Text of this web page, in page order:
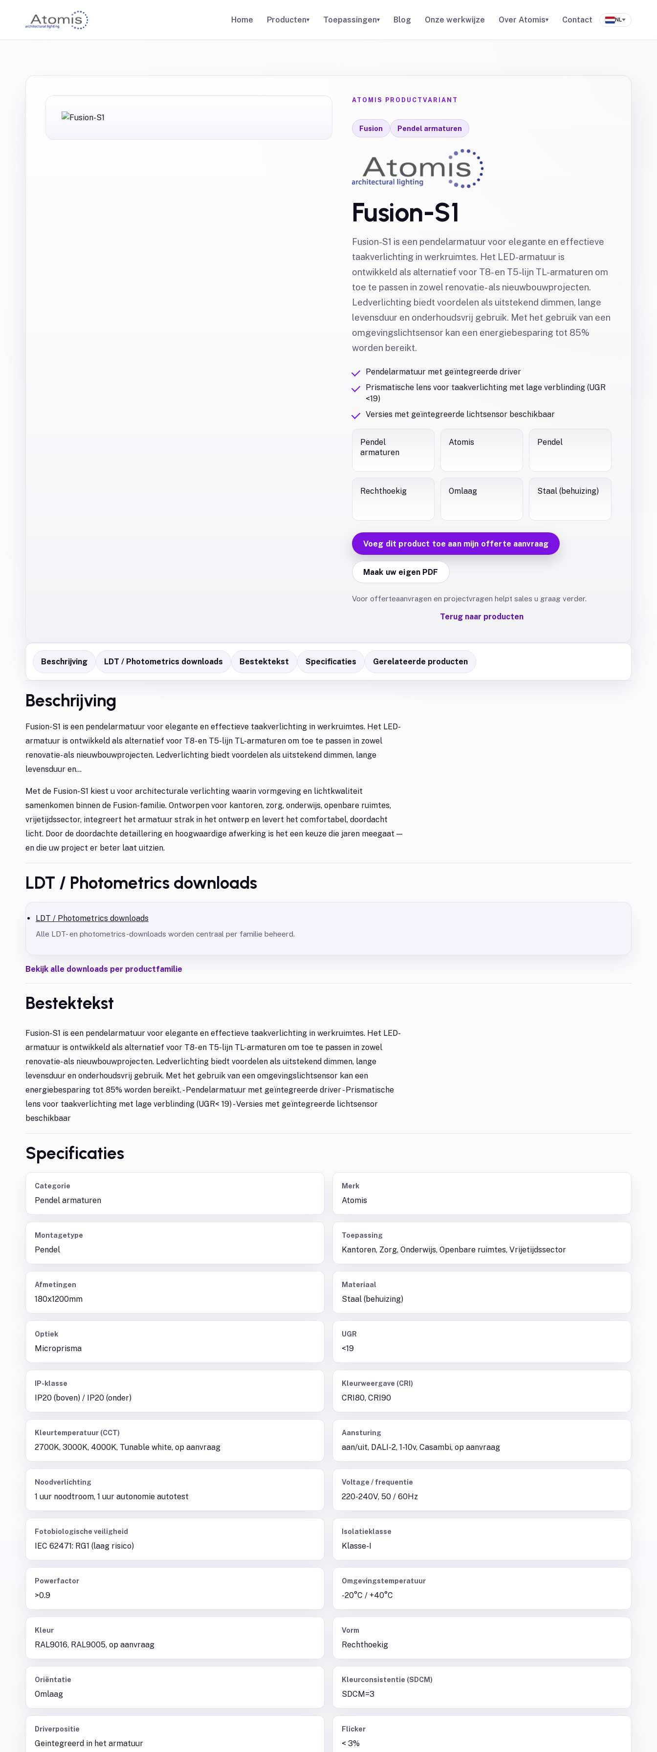
Home Producten▾ Toepassingen▾ Blog Onze werkwijze Over Atomis▾ Contact NL
ATOMIS PRODUCTVARIANT
Fusion Pendel armaturen
Fusion-S1
Fusion-S1 is een pendelarmatuur voor elegante en effectieve
taakverlichting in werkruimtes. Het LED-armatuur is
ontwikkeld als alternatief voor T8- en T5-lijn TL-armaturen om
toe te passen in zowel renovatie- als nieuwbouwprojecten.
Ledverlichting biedt voordelen als uitstekend dimmen, lange
levensduur en onderhoudsvrij gebruik. Met het gebruik van een
omgevingslichtsensor kan een energiebesparing tot 85%
worden bereikt.
Pendelarmatuur met geïntegreerde driver
Prismatische lens voor taakverlichting met lage verblinding (UGR
<19)
Versies met geïntegreerde lichtsensor beschikbaar
Pendel
armaturen
Atomis Pendel
Rechthoekig Omlaag Staal (behuizing)
Voeg dit product toe aan mijn offerte aanvraag
Maak uw eigen PDF
Voor offerteaanvragen en projectvragen helpt sales u graag verder.
Terug naar producten
Beschrijving LDT / Photometrics downloads Bestektekst Specificaties Gerelateerde producten
Beschrijving
Fusion-S1 is een pendelarmatuur voor elegante en effectieve taakverlichting in werkruimtes. Het LED-
armatuur is ontwikkeld als alternatief voor T8- en T5-lijn TL-armaturen om toe te passen in zowel
renovatie- als nieuwbouwprojecten. Ledverlichting biedt voordelen als uitstekend dimmen, lange
levensduur en...
Met de Fusion-S1 kiest u voor architecturale verlichting waarin vormgeving en lichtkwaliteit
samenkomen binnen de Fusion-familie. Ontworpen voor kantoren, zorg, onderwijs, openbare ruimtes,
vrijetijdssector, integreert het armatuur strak in het ontwerp en levert het comfortabel, doordacht
licht. Door de doordachte detaillering en hoogwaardige afwerking is het een keuze die jaren meegaat —
en die uw project er beter laat uitzien.
LDT / Photometrics downloads
LDT / Photometrics downloads
Alle LDT- en photometrics-downloads worden centraal per familie beheerd.
Bekijk alle downloads per productfamilie
Bestektekst
Fusion-S1 is een pendelarmatuur voor elegante en effectieve taakverlichting in werkruimtes. Het LED-
armatuur is ontwikkeld als alternatief voor T8- en T5-lijn TL-armaturen om toe te passen in zowel
renovatie- als nieuwbouwprojecten. Ledverlichting biedt voordelen als uitstekend dimmen, lange
levensduur en onderhoudsvrij gebruik. Met het gebruik van een omgevingslichtsensor kan een
energiebesparing tot 85% worden bereikt. - Pendelarmatuur met geïntegreerde driver - Prismatische
lens voor taakverlichting met lage verblinding (UGR< 19) - Versies met geïntegreerde lichtsensor
beschikbaar
Specificaties
Categorie
Pendel armaturen
Merk
Atomis
Montagetype
Pendel
Toepassing
Kantoren, Zorg, Onderwijs, Openbare ruimtes, Vrijetijdssector
Afmetingen
180x1200mm
Materiaal
Staal (behuizing)
Optiek
Microprisma
UGR
<19
IP-klasse
IP20 (boven) / IP20 (onder)
Kleurweergave (CRI)
CRI80, CRI90
Kleurtemperatuur (CCT)
2700K, 3000K, 4000K, Tunable white, op aanvraag
Aansturing
aan/uit, DALI-2, 1-10v, Casambi, op aanvraag
Noodverlichting
1 uur noodtroom, 1 uur autonomie autotest
Voltage / frequentie
220-240V, 50 / 60Hz
Fotobiologische veiligheid
IEC 62471: RG1 (laag risico)
Isolatieklasse
Klasse-I
Powerfactor
>0.9
Omgevingstemperatuur
-20°C / +40°C
Kleur
RAL9016, RAL9005, op aanvraag
Vorm
Rechthoekig
Oriëntatie
Omlaag
Kleurconsistentie (SDCM)
SDCM=3
Driverpositie
Geintegreerd in het armatuur
Flicker
< 3%